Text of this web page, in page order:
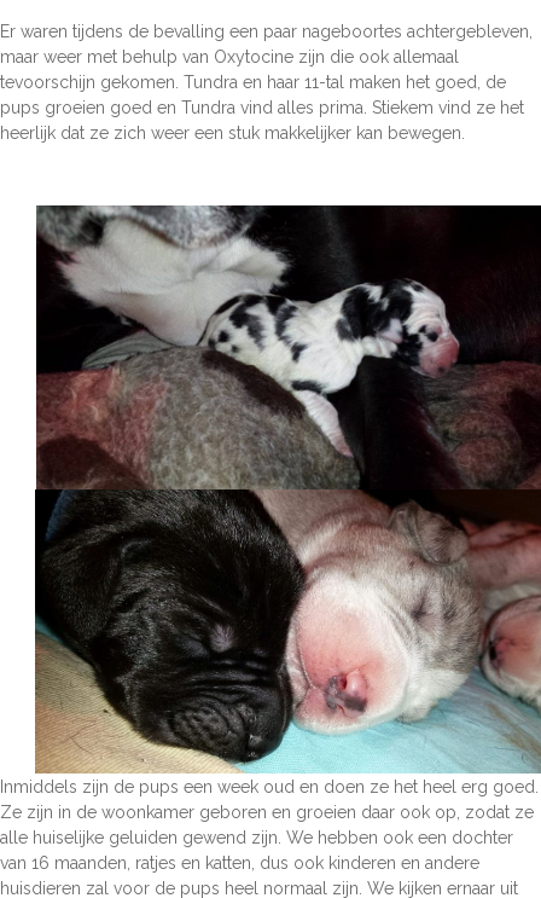
Er waren tijdens de bevalling een paar nageboortes achtergebleven,
maar weer met behulp van Oxytocine zijn die ook allemaal
tevoorschijn gekomen. Tundra en haar 11-tal maken het goed, de
pups groeien goed en Tundra vind alles prima. Stiekem vind ze het
heerlijk dat ze zich weer een stuk makkelijker kan bewegen.
Inmiddels zijn de pups een week oud en doen ze het heel erg goed.
Ze zijn in de woonkamer geboren en groeien daar ook op, zodat ze
alle huiselijke geluiden gewend zijn. We hebben ook een dochter
van 16 maanden, ratjes en katten, dus ook kinderen en andere
huisdieren zal voor de pups heel normaal zijn. We kijken ernaar uit